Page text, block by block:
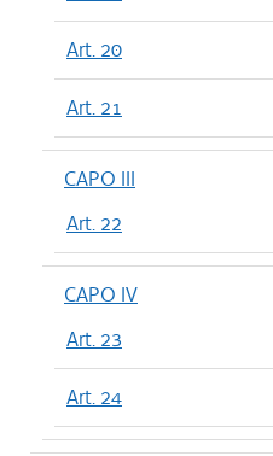
Art. 20
Art. 21
CAPO III
Art. 22
CAPO IV
Art. 23
Art. 24